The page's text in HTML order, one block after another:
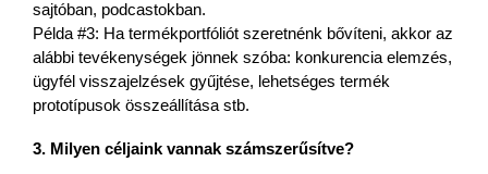
sajtóban, podcastokban.
Példa #3: Ha termékportfóliót szeretnénk bővíteni, akkor az
alábbi tevékenységek jönnek szóba: konkurencia elemzés,
ügyfél visszajelzések gyűjtése, lehetséges termék
prototípusok összeállítása stb.
3. Milyen céljaink vannak számszerűsítve?